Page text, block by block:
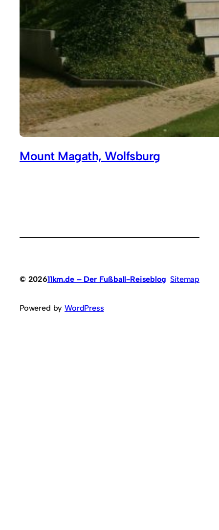
Mount Magath, Wolfsburg
© 202611km.de – Der Fußball-Reiseblog Sitemap
Powered byWordPress